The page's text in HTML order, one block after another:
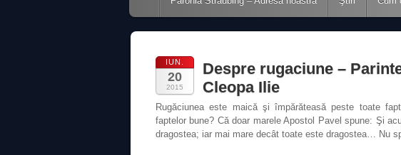
IUN.
20
2015
Despre rugaciune –
Cleopa Ilie
Rugăciunea este maică şi împărăteasă peste toate
faptelor bune? Că doar marele Apostol Pavel spune: Şi
dragostea; iar mai mare decât toate este dragostea… Nu